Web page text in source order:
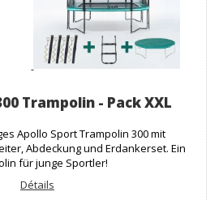
Trampolin - Pack XXL
Apollo Sport Trampolin 300 mit
Abdeckung und Erdankerset. Ein
für junge Sportler!
Détails